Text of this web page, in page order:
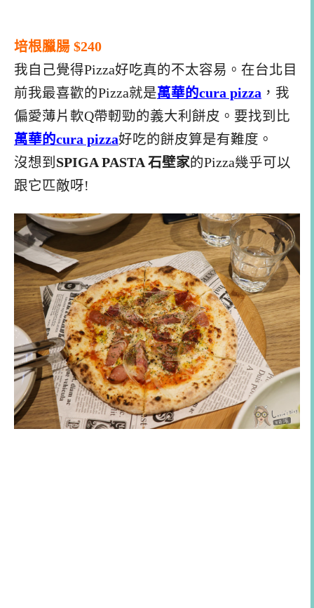
培根臘腸 $240
我自己覺得Pizza好吃真的不太容易。在台北目
前我最喜歡的Pizza就是萬華的cura pizza ，我
偏愛薄片軟Q帶軔勁的義大利餅皮。要找到比
萬華的cura pizza好吃的餅皮算是有難度。
沒想到 SPIGA PASTA 石壁家的Pizza幾乎可以
跟它匹敵呀!